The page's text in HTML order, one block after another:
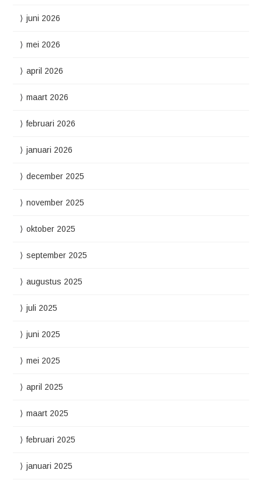
juni 2026
mei 2026
april 2026
maart 2026
februari 2026
januari 2026
december 2025
november 2025
oktober 2025
september 2025
augustus 2025
juli 2025
juni 2025
mei 2025
april 2025
maart 2025
februari 2025
januari 2025